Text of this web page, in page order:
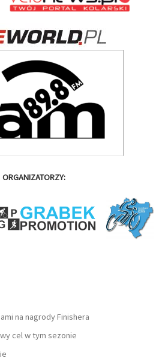
ORGANIZATORZY:
na nagrody Finishera
cel w tym sezonie